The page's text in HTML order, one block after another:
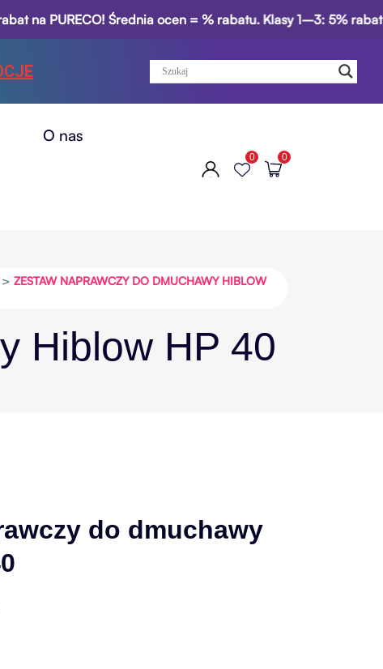
na PURECO! Średnia ocen = % rabatu. Klasy 1–3: 5%
O nas
0 0
ZESTAW NAPRAWCZY DO DMUCHAWY HIBLOW
Hiblow HP 40
do dmuchawy